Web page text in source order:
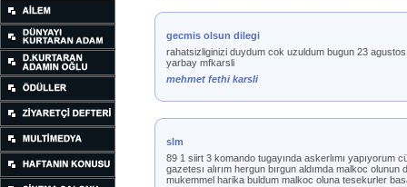
gecmis olsun dilegi
rahatsizliginizi duydum cok uzuldum bugun 23
yarbay mfkarsli
mehmet fethi karsli
slm
89 1 siirt 3 komando tugayında askerlımı yapıyorum
gazetesı alırım hergun bırgun aldımda malkoc olunun
mukemmel harika buldum malkoc oluna tesekurler